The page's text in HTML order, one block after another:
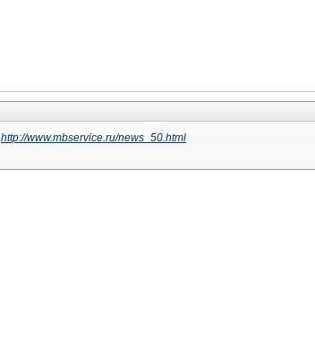
http://www.mbservice.ru/news_50.html